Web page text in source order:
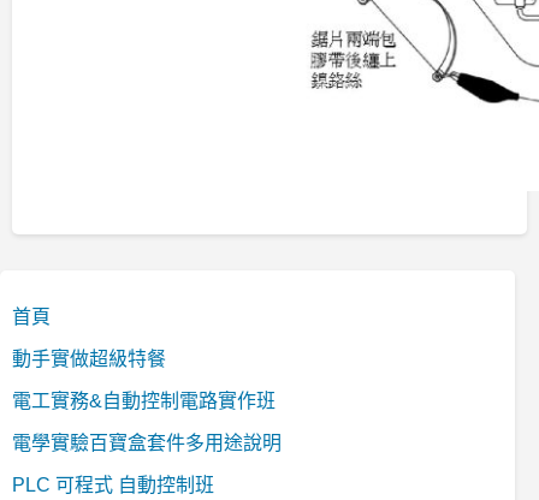
首頁
動手實做超級特餐
電工實務&自動控制電路實作班
電學實驗百寶盒套件多用途說明
PLC 可程式 自動控制班